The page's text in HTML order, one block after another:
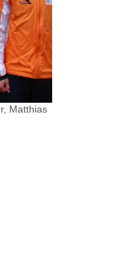
Matthias